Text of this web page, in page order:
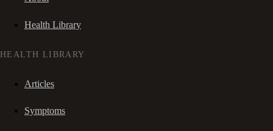
Health Library
HEALTH LIBRARY
Articles
Symptoms